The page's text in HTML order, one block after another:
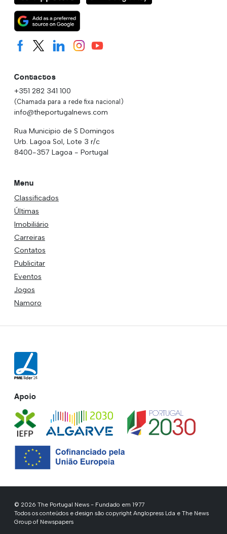
Contactos
+351 282 341 100
(Chamada para a rede fixa nacional)
info@theportugalnews.com
Rua Municipio de S Domingos
Urb. Lagoa Sol, Lote 3 r/c
8400-357 Lagoa - Portugal
Menu
Classificados
Últimas
Imobiliário
Carreiras
Contatos
Publicitar
Eventos
Jogos
Namoro
Apoio
© 2026 The Portugal News - Fundado em 1977
Todos os conteúdos e design são copyright Anglopress Lda e The News
Group of Newspapers